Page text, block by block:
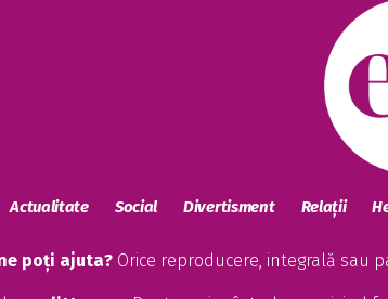
Actualitate Social Divertisment Relații
poți ajuta? Orice reproducere, integrală sau